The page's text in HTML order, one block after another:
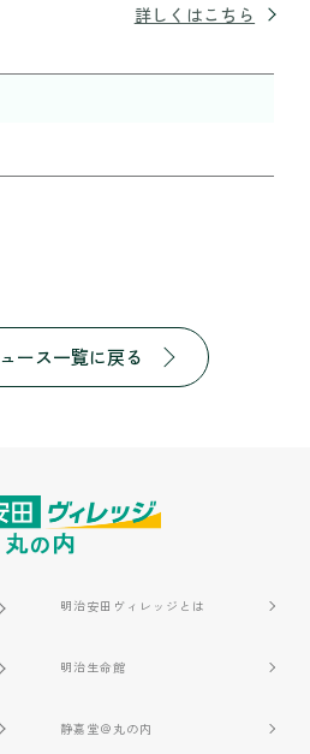
詳しくはこちら
ース一覧に戻る
明治安田ヴィレッジとは
明治生命館
静嘉堂＠丸の内